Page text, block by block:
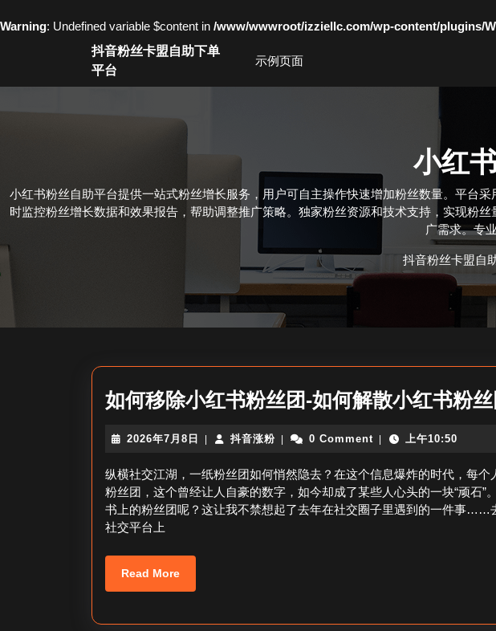
Warning: Undefined variable $content in /www/wwwroot/izziellc.com/wp-content/plugins/
抖音粉丝卡盟自助下单
平台
示例页面
小红
小红书粉丝自助平台提供一站式粉丝增长服务，用户可自主操作快速增加粉丝数量。平台
时监控粉丝增长数据和效果报告，帮助调整推广策略。独家粉丝资源和技术支持，实现粉
广需求。专
抖音粉丝卡盟自
如何移除小红书粉丝团-如何解散小红书粉丝
2026年7月8日
2026
7
月
8
日
抖音涨粉抖
涨
粉
0 Comment 上午10:50
纵横社交江湖，一纸粉丝团如何悄然隐去？在这个信息爆炸的时代，每
粉丝团，这个曾经让人自豪的数字，如今却成了某些人心头的一块“顽石”
书上的粉丝团呢？这让我不禁想起了去年在社交圈子里遇到的一件事……
社交平台上
Read MoreRead
More